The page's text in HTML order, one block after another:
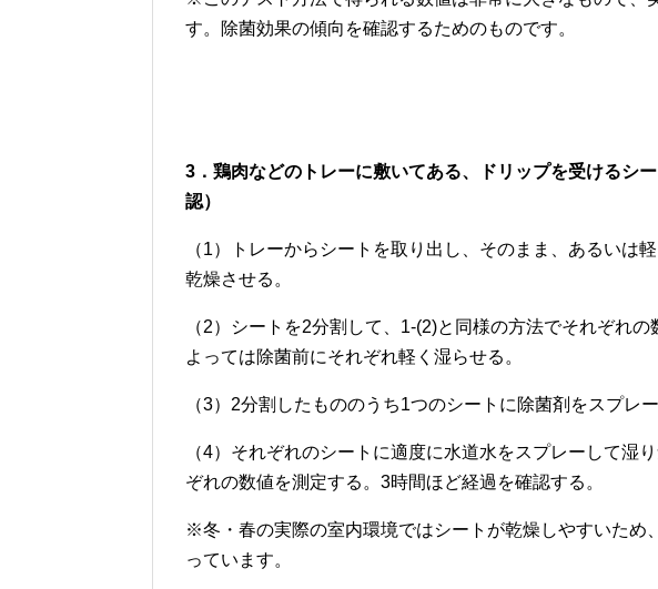
す。除菌効果の傾向を確認するためのものです。
3．鶏肉などのトレーに敷いてある、ドリップを受けるシ
認）
（1）トレーからシートを取り出し、そのまま、あるいは
乾燥させる。
（2）シートを2分割して、1-(2)と同様の方法でそれぞれ
よっては除菌前にそれぞれ軽く湿らせる。
（3）2分割したもののうち1つのシートに除菌剤をスプレ
（4）それぞれのシートに適度に水道水をスプレーして湿
ぞれの数値を測定する。3時間ほど経過を確認する。
※冬・春の実際の室内環境ではシートが乾燥しやすいため
っています。